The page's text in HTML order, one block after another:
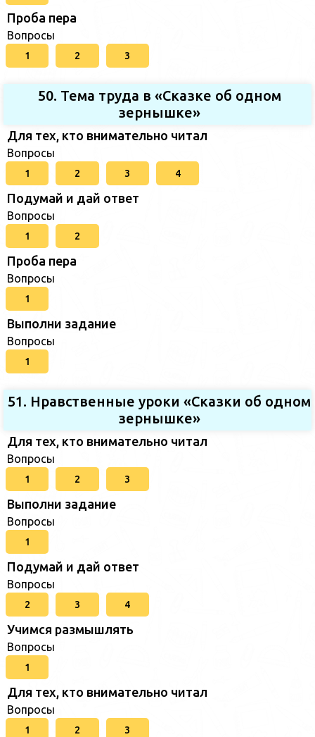
Проба пера
Вопросы
1 2 3
50. Тема труда в «Сказке об одном
зернышке»
Для тех, кто внимательно читал
Вопросы
1 2 3 4
Подумай и дай ответ
Вопросы
1 2
Проба пера
Вопросы
1
Выполни задание
Вопросы
1
51. Нравственные уроки «Сказки об одном
зернышке»
Для тех, кто внимательно читал
Вопросы
1 2 3
Выполни задание
Вопросы
1
Подумай и дай ответ
Вопросы
2 3 4
Учимся размышлять
Вопросы
1
Для тех, кто внимательно читал
Вопросы
1 2 3